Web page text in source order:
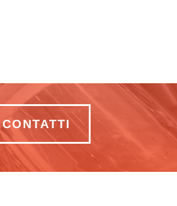
CONTATTI